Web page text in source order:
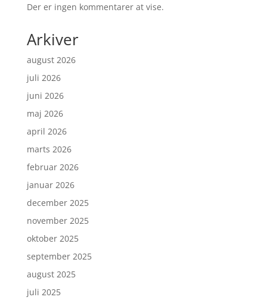
Der er ingen kommentarer at vise.
Arkiver
august 2026
juli 2026
juni 2026
maj 2026
april 2026
marts 2026
februar 2026
januar 2026
december 2025
november 2025
oktober 2025
september 2025
august 2025
juli 2025